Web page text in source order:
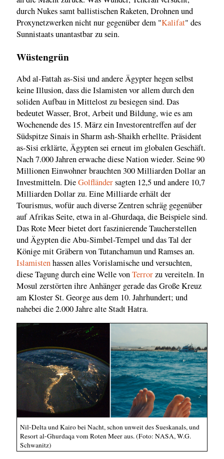
durch Nukes samt ballistischen Raketen, Drohnen und
Proxynetzwerken nicht nur gegenüber dem "Kalifat" des
Sunnistaats unantastbar zu sein.
Wüstengrün
Abd al-Fattah as-Sisi und andere Ägypter hegen selbst
keine Illusion, dass die Islamisten vor allem durch den
soliden Aufbau in Mittelost zu besiegen sind. Das
bedeutet Wasser, Brot, Arbeit und Bildung, wie es am
Wochenende des 15. März ein Investorentreffen auf der
Südspitze Sinais in Sharm ash-Shaikh erhellte. Präsident
as-Sisi erklärte, Ägypten sei erneut im globalen Geschäft.
Nach 7.000 Jahren erwache diese Nation wieder. Seine 90
Millionen Einwohner brauchten 300 Milliarden Dollar an
Investmitteln. DieGolfländersagten 12,5 und andere 10,7
Milliarden Dollar zu. Eine Milliarde erhält der
Tourismus, wofür auch diverse Zentren schräg gegenüber
auf Afrikas Seite, etwa in al-Ghurdaqa, die Beispiele sind.
Das Rote Meer bietet dort faszinierende Taucherstellen
und Ägypten die Abu-Simbel-Tempel und das Tal der
Könige mit Gräbern von Tutanchamun und Ramses an.
Islamistenhassen alles Vorislamische und versuchten,
diese Tagung durch eine Welle vonTerrorzu vereiteln. In
Mosul zerstörten ihre Anhänger gerade das Große Kreuz
am Kloster St. George aus dem 10. Jahrhundert; und
nahebei die 2.000 Jahre alte Stadt Hatra.
Nil-Delta und Kairo bei Nacht, schon unweit des Sueskanals, und
Resort al-Ghurdaqa vom Roten Meer aus. (Foto: NASA, W.G.
Schwanitz)